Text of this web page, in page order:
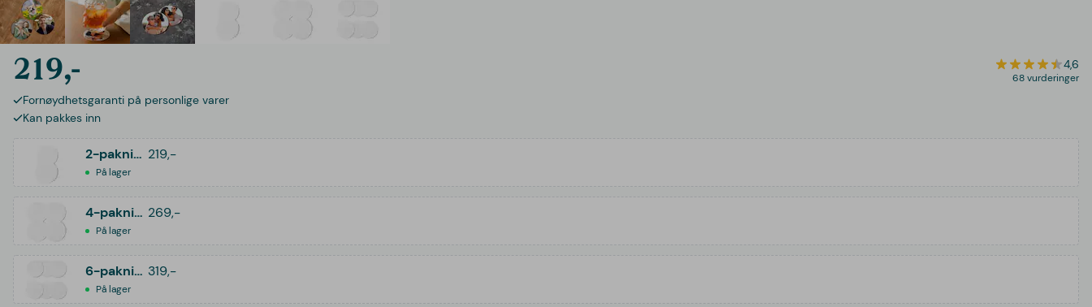
219,- 4,6
68 vurderinger
Fornøydhetsgaranti på personlige varer
Kan pakkes inn
2-pakning 219,-
På lager
4-pakning269,-
På lager
6-pakning319,-
På lager